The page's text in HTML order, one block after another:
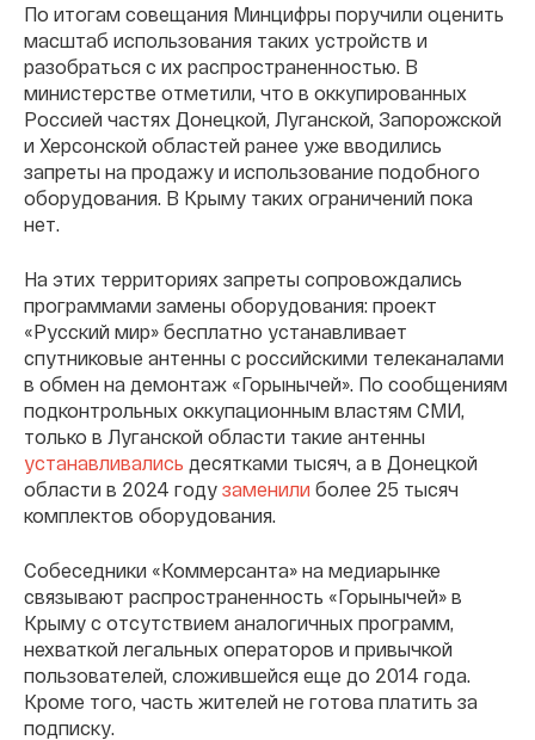
По итогам совещания Минцифры поручили оценить
масштаб использования таких устройств и
разобраться с их распространенностью. В
министерстве отметили, что в оккупированных
Россией частях Донецкой, Луганской, Запорожской
и Херсонской областей ранее уже вводились
запреты на продажу и использование подобного
оборудования. В Крыму таких ограничений пока
нет.
На этих территориях запреты сопровождались
программами замены оборудования: проект
«Русский мир» бесплатно устанавливает
спутниковые антенны с российскими телеканалами
в обмен на демонтаж «Горынычей». По сообщениям
подконтрольных оккупационным властям СМИ,
только в Луганской области такие антенны
устанавливались десятками тысяч, а в Донецкой
области в 2024 году заменили более 25 тысяч
комплектов оборудования.
Собеседники «Коммерсанта» на медиарынке
связывают распространенность «Горынычей» в
Крыму с отсутствием аналогичных программ,
нехваткой легальных операторов и привычкой
пользователей, сложившейся еще до 2014 года.
Кроме того, часть жителей не готова платить за
подписку.